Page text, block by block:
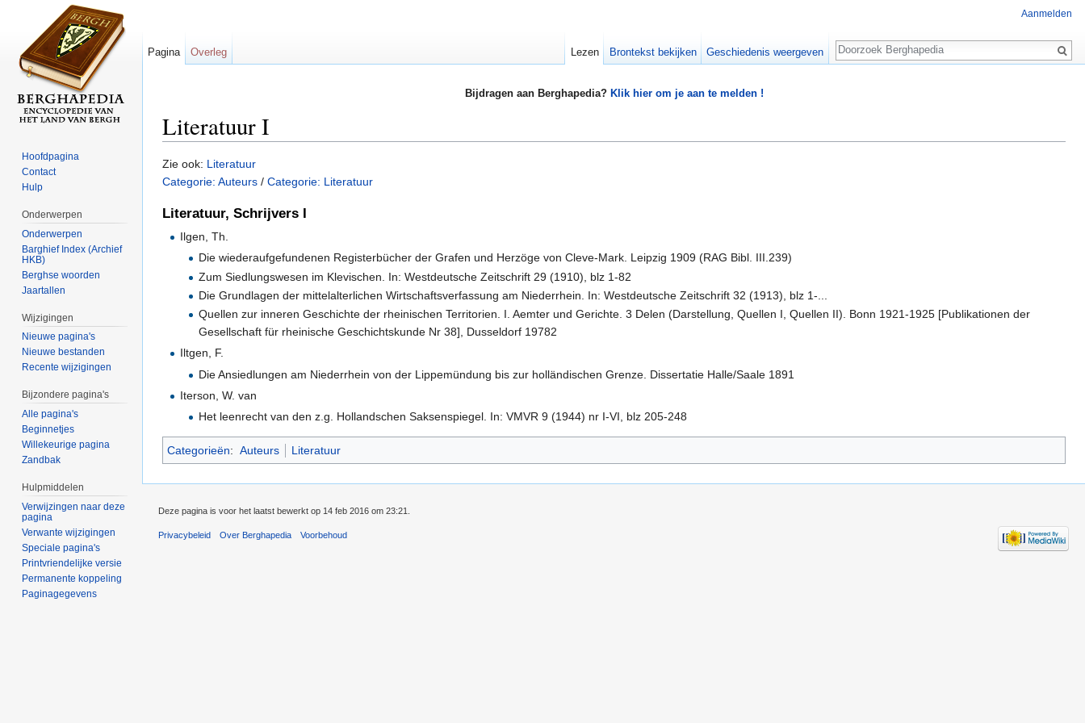
Bijdragen aan Berghapedia? Klik hier om je aan te melden !
Literatuur I
Zie ook: Literatuur
Categorie: Auteurs / Categorie: Literatuur
Literatuur, Schrijvers I
Ilgen, Th.
Die wiederaufgefundenen Registerbücher der Grafen und Herzöge von Cleve-Mark. Leipzig 1909 (RAG Bibl. III.239)
Zum Siedlungswesen im Klevischen. In: Westdeutsche Zeitschrift 29 (1910), blz 1-82
Die Grundlagen der mittelalterlichen Wirtschaftsverfassung am Niederrhein. In: Westdeutsche Zeitschrift 32 (1913), blz 1-...
Quellen zur inneren Geschichte der rheinischen Territorien. I. Aemter und Gerichte. 3 Delen (Darstellung, Quellen I, Quellen II). Bonn 1921-1925 [Publikationen der
Gesellschaft für rheinische Geschichtskunde Nr 38], Dusseldorf 19782
Iltgen, F.
Die Ansiedlungen am Niederrhein von der Lippemündung bis zur holländischen Grenze. Dissertatie Halle/Saale 1891
Iterson, W. van
Het leenrecht van den z.g. Hollandschen Saksenspiegel. In: VMVR 9 (1944) nr I-VI, blz 205-248
Categorieën: Auteurs Literatuur
Aanmelden
Pagina Overleg Lezen Brontekst bekijken Geschiedenis weergeven
Zoeken
Hoofdpagina
Contact
Hulp
Onderwerpen
Onderwerpen
Barghief Index (Archief
HKB)
Berghse woorden
Jaartallen
Wijzigingen
Nieuwe pagina's
Nieuwe bestanden
Recente wijzigingen
Bijzondere pagina's
Alle pagina's
Beginnetjes
Willekeurige pagina
Zandbak
Hulpmiddelen
Verwijzingen naar deze
pagina
Verwante wijzigingen
Speciale pagina's
Printvriendelijke versie
Permanente koppeling
Paginagegevens
Deze pagina is voor het laatst bewerkt op 14 feb 2016 om 23:21.
Privacybeleid Over Berghapedia Voorbehoud